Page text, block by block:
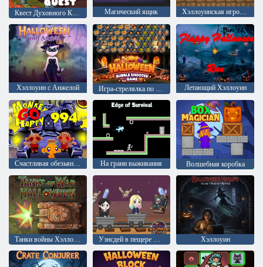
Квест Духовного Ключа Магический ящик Хэллоуинская игровая площадка: Войны фракций
Хэллоуин с Анжелой Летающий Хэллоуин
Счастливая обезьянка: уровень 994 На грани выживания Волшебная коробка
Танки войны Хэллоуин Уэнсдей в пещере Хэллоуина Хэллоуин